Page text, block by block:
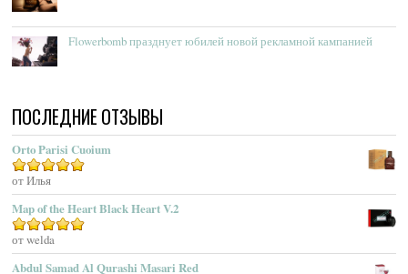
Acqua Di Monaco
Acqua Di Parma
Acqua Di Sardegna
Acqua Di Stresa
Adam Levine
Adamo Parfum
Adidas
Adolfo Dominguez
Adrienne Vittadini
Flowerbomb празднует юбилей новой рекламной кампанией
ПОСЛЕДНИЕ ОТЗЫВЫ
Orto Parisi Cuoium
Оценка
от Илья
Map of the Heart Black Heart V.2
Оценка5
от welda
Abdul Samad Al Qurashi Masari Red